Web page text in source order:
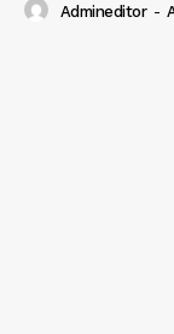
Admineditor -